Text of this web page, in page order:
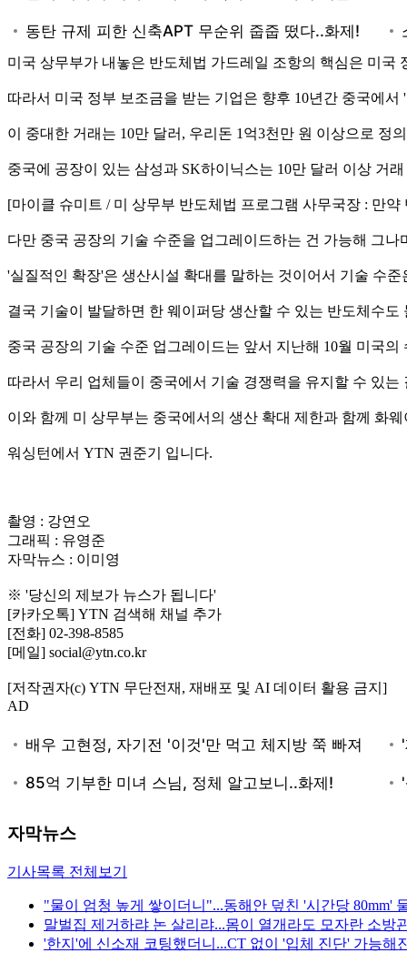
미국 상무부가 내놓은 반도체법 가드레일 조항의 핵심은 미국
따라서 미국 정부 보조금을 받는 기업은 향후 10년간 중국에
이 중대한 거래는 10만 달러, 우리돈 1억3천만 원 이상으로 정
중국에 공장이 있는 삼성과 SK하이닉스는 10만 달러 이상 거
[마이클 슈미트 / 미 상무부 반도체법 프로그램 사무국장 : 만
다만 중국 공장의 기술 수준을 업그레이드하는 건 가능해 그
'실질적인 확장'은 생산시설 확대를 말하는 것이어서 기술 수
결국 기술이 발달하면 한 웨이퍼당 생산할 수 있는 반도체수
중국 공장의 기술 수준 업그레이드는 앞서 지난해 10월 미국
따라서 우리 업체들이 중국에서 기술 경쟁력을 유지할 수 있
이와 함께 미 상무부는 중국에서의 생산 확대 제한과 함께 화
워싱턴에서 YTN 권준기 입니다.
촬영 : 강연오
그래픽 : 유영준
자막뉴스 : 이미영
※ '당신의 제보가 뉴스가 됩니다'
[카카오톡] YTN 검색해 채널 추가
[전화] 02-398-8585
[메일] social@ytn.co.kr
[저작권자(c) YTN 무단전재, 재배포 및 AI 데이터 활용 금지]
AD
자막뉴스
기사목록 전체보기
"물이 엄청 높게 쌓이더니"...동해안 덮친 '시간당 80mm'
말벌집 제거하랴 논 살리랴...몸이 열개라도 모자란 소방
'한지'에 신소재 코팅했더니...CT 없이 '입체 진단' 가능해